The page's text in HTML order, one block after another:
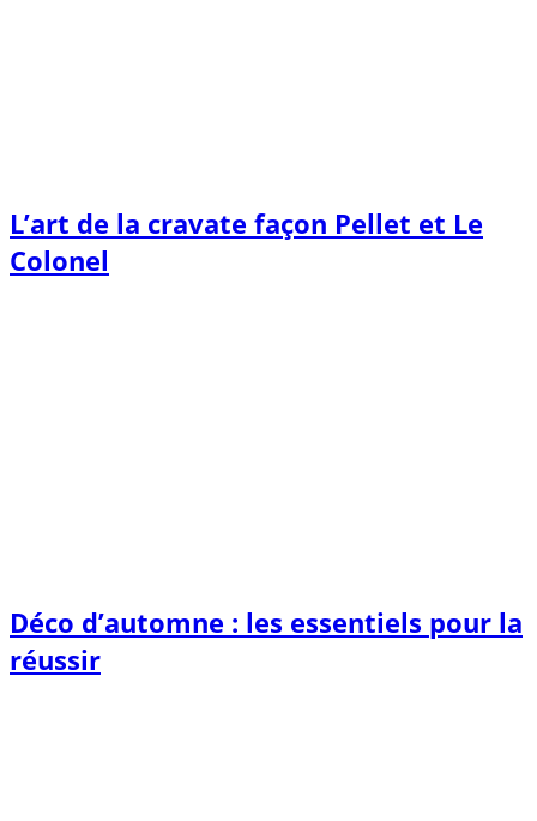
L’art de la cravate façon Pellet et Le
Colonel
Déco d’automne : les essentiels pour la
réussir